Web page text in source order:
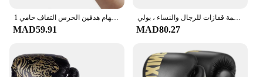
MAD59.91
ركلة الملاكمة قفازات للرجال والنساء ، بولي PU ، الكاراتيه ، الملاكمة التايلاندية ، القتال الحر ، MMA ساندا التدريب ، الكبار ، معدات الأطفال
MAD80.27